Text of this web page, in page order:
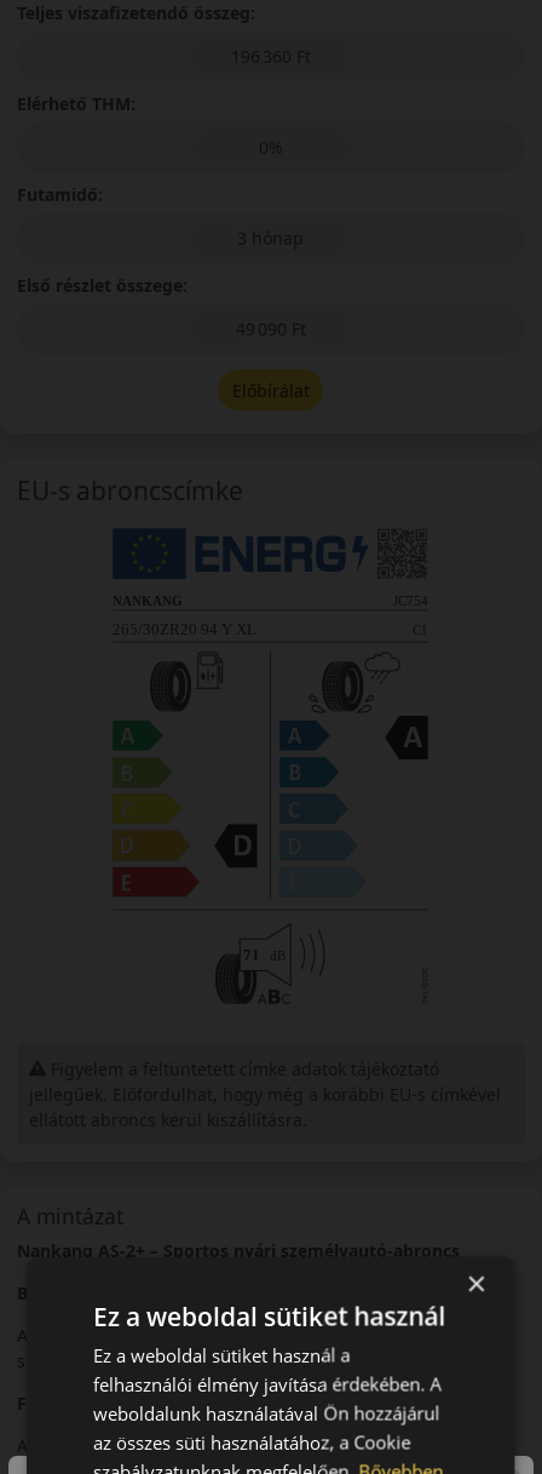
A mintázat
Nankang AS-2+ – Sportos nyári személyautó-abroncs
Bevezető
A Nankang AS-2+ egy nyári sportabroncs, amelyet
személyautók dinamikus vezetéséhez fejlesztettek.
Futófelület és tapadás
Aszimmetrikus futófelületi mintázata stabil tapadást biztosít
Teljes viszafizetendő összeg:
196 360 Ft
Elérhető THM:
0%
Futamidő:
3 hónap
Első részlet összege:
49 090 Ft
Előbírálat
EU-s abroncscímke
×
Ez a weboldal sütiket használ
Ez a weboldal sütiket használ a
felhasználói élmény javítása érdekében. A
weboldalunk használatával Ön hozzájárul
az összes süti használatához, a Cookie